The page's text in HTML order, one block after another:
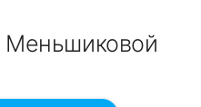
Меньшиковой